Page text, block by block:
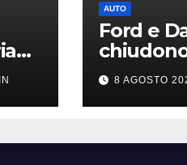
AUTO
Ford e
siccità: il
ferma la
auto
8 AGOSTO